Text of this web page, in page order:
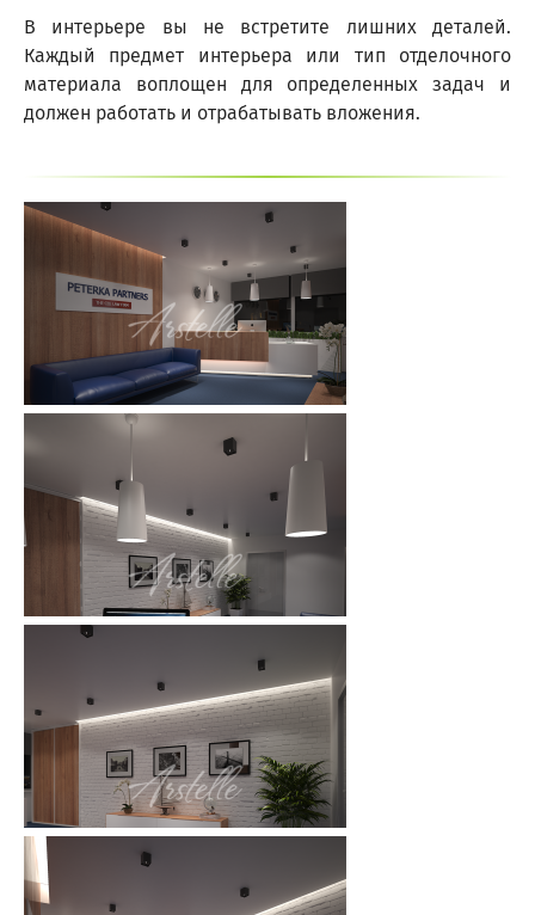
В интерьере вы не встретите лишних деталей.
Каждый предмет интерьера или тип отделочного
материала воплощен для определенных задач и
должен работать и отрабатывать вложения.